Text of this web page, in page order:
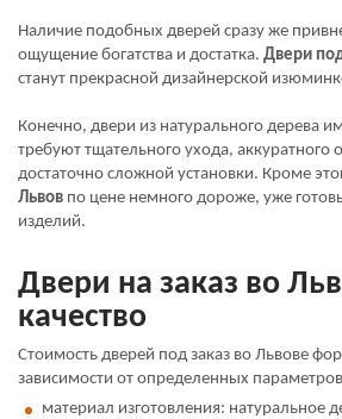
Наличие подобных дверей сразу же
ощущение богатства и достатка. Двери
станут прекрасной дизайнерской
Конечно, двери из натурального дерева
требуют тщательного ухода, аккуратного
достаточно сложной установки. Кроме
Львов по цене немного дороже, уже
изделий.
Двери на заказ во
качество
Стоимость дверей под заказ во Львове
зависимости от определенных
материал изготовления: натуральное